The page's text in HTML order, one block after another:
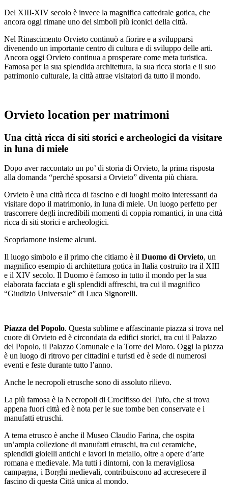
Del XIII-XIV secolo è invece la magnifica cattedrale gotica, che
ancora oggi rimane uno dei simboli più iconici della città.
Nel Rinascimento Orvieto continuò a fiorire e a svilupparsi
divenendo un importante centro di cultura e di sviluppo delle arti.
Ancora oggi Orvieto continua a prosperare come meta turistica.
Famosa per la sua splendida architettura, la sua ricca storia e il suo
patrimonio culturale, la città attrae visitatori da tutto il mondo.
Orvieto location per matrimoni
Una città ricca di siti storici e archeologici da visitare
in luna di miele
Dopo aver raccontato un po’ di storia di Orvieto, la prima risposta
alla domanda “perché sposarsi a Orvieto” diventa più chiara.
Orvieto è una città ricca di fascino e di luoghi molto interessanti da
visitare dopo il matrimonio, in luna di miele. Un luogo perfetto per
trascorrere degli incredibili momenti di coppia romantici, in una città
ricca di siti storici e archeologici.
Scopriamone insieme alcuni.
Il luogo simbolo e il primo che citiamo è il Duomo di Orvieto, un
magnifico esempio di architettura gotica in Italia costruito tra il XIII
e il XIV secolo. Il Duomo è famoso in tutto il mondo per la sua
elaborata facciata e gli splendidi affreschi, tra cui il magnifico
“Giudizio Universale” di Luca Signorelli.
Piazza del Popolo. Questa sublime e affascinante piazza si trova nel
cuore di Orvieto ed è circondata da edifici storici, tra cui il Palazzo
del Popolo, il Palazzo Comunale e la Torre del Moro. Oggi la piazza
è un luogo di ritrovo per cittadini e turisti ed è sede di numerosi
eventi e feste durante tutto l’anno.
Anche le necropoli etrusche sono di assoluto rilievo.
La più famosa è la Necropoli di Crocifisso del Tufo, che si trova
appena fuori città ed è nota per le sue tombe ben conservate e i
manufatti etruschi.
A tema etrusco è anche il Museo Claudio Farina, che ospita
un’ampia collezione di manufatti etruschi, tra cui ceramiche,
splendidi gioielli antichi e lavori in metallo, oltre a opere d’arte
romana e medievale. Ma tutti i dintorni, con la meravigliosa
campagna, i Borghi medievali, contribuiscono ad accresecere il
fascino di questa Città unica al mondo.